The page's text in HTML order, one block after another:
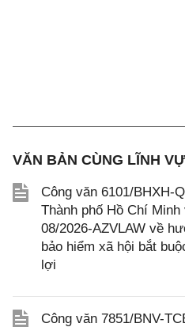
VĂN BẢN CÙNG LĨNH
Công văn 6101/BHXH-
Thành phố Hồ Chí
08/2026-AZVLAW về
bảo hiểm xã hội bắt
lợi
Công văn 7851/BNV-